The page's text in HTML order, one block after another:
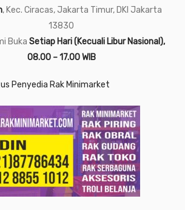
, Kec. Ciracas, Jakarta Timur, DKI Jakarta
13830
Buka Setiap Hari (Kecuali Libur Nasional),
08.00 – 17.00 WIB
Penyedia Rak Minimarket